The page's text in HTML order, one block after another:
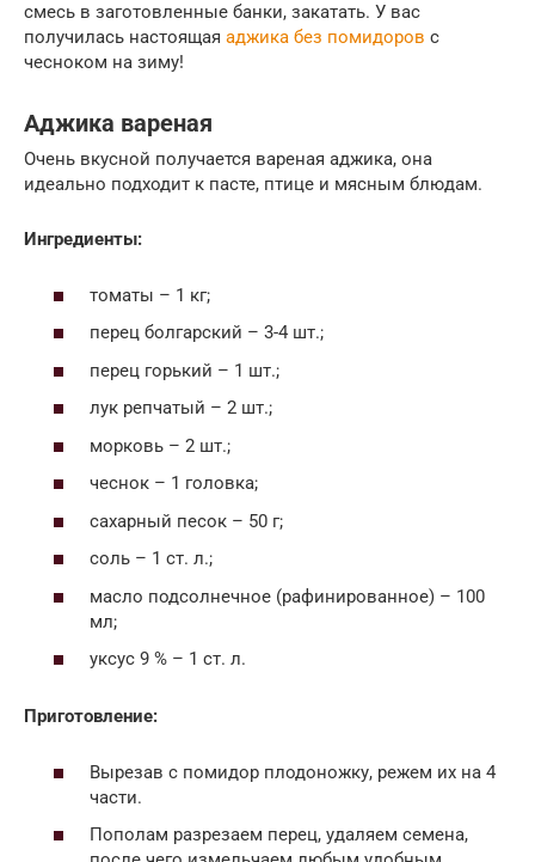
смесь в заготовленные банки, закатать. У вас
получилась настоящая аджика без помидоров с
чесноком на зиму!
Аджика вареная
Очень вкусной получается вареная аджика, она
идеально подходит к пасте, птице и мясным блюдам.
Ингредиенты:
томаты – 1 кг;
перец болгарский – 3-4 шт.;
перец горький – 1 шт.;
лук репчатый – 2 шт.;
морковь – 2 шт.;
чеснок – 1 головка;
сахарный песок – 50 г;
соль – 1 ст. л.;
масло подсолнечное (рафинированное) – 100
мл;
уксус 9 % – 1 ст. л.
Приготовление:
Вырезав с помидор плодоножку, режем их на 4
части.
Пополам разрезаем перец, удаляем семена,